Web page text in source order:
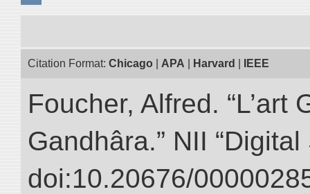
Citation Format: Chicago APA Harvard IEEE
Foucher, Alfred.
Gandhâra.” NII
doi:10.20676/